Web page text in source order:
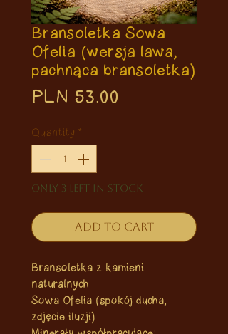
Bransoletka Sowa
Ofelia (wersja lawa,
pachnąca bransoletka)
PLN 53.00
Quantity *
Only 3 left in stock
Add to Cart
Bransoletka z kamieni
naturalnych
Sowa Ofelia (spokój ducha,
zdjęcie iluzji)